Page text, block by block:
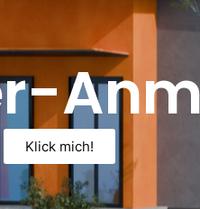
Klick mich!